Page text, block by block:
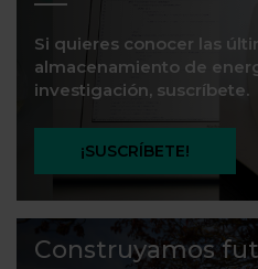
Si quieres conocer las
almacenamiento de
investigación, suscríbete.
¡SUSCRÍBETE!
Construyamos